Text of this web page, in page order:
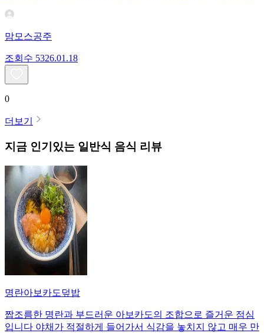
맘모스공주
조회수 5326.01.18
0
더보기
지금 인기있는 일반식 음식 리뷰
명란아보카도덮밥
짭조름한 명란과 부드러운 아보카도의 조합으로 즐거운 점심
입니다 야채가 적절하게 들어가서 식감을 놓치지 않고 매우 만